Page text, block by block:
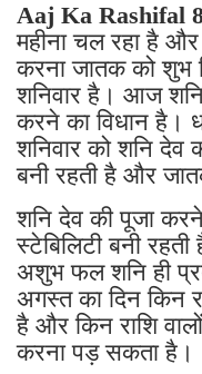
Aaj Ka Rashifal
महीना चल रहा है
करना जातक को
शनिवार है। आज
करने का विधान है।
शनिवार को शनि देव
बनी रहती है और
शनि देव की पूजा
स्टेबिलिटी बनी
अशुभ फल शनि ही
अगस्त का दिन किन
है और किन राशि
करना पड़ सकता